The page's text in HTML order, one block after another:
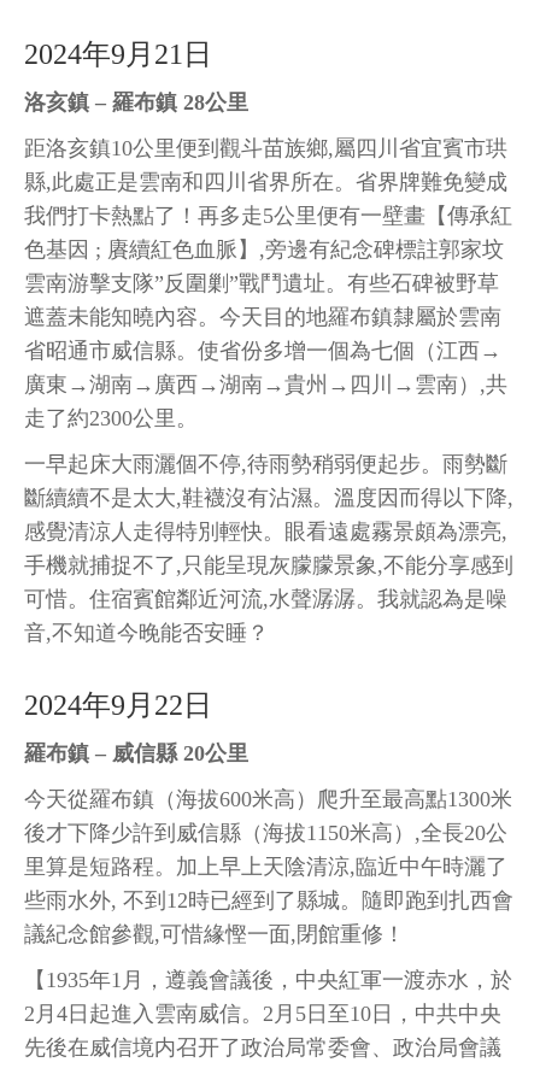
2024年9月21日
洛亥鎮 – 羅布鎮 28公里
距洛亥鎮10公里便到觀斗苗族鄉,屬四川省宜賓市珙
縣,此處正是雲南和四川省界所在。省界牌難免變成
我們打卡熱點了！再多走5公里便有一壁畫【傳承紅
色基因 ; 賡續紅色血脈】,旁邊有紀念碑標註郭家坟
雲南游擊支隊”反圍剿”戰鬥遺址。有些石碑被野草
遮蓋未能知曉內容。今天目的地羅布鎮隸屬於雲南
省昭通市威信縣。使省份多增一個為七個（江西→
廣東→湖南→廣西→湖南→貴州→四川→雲南）,共
走了約2300公里。
一早起床大雨灑個不停,待雨勢稍弱便起步。雨勢斷
斷續續不是太大,鞋襪沒有沾濕。溫度因而得以下降,
感覺清涼人走得特別輕快。眼看遠處霧景頗為漂亮,
手機就捕捉不了,只能呈現灰朦朦景象,不能分享感到
可惜。住宿賓館鄰近河流,水聲潺潺。我就認為是噪
音,不知道今晚能否安睡？
2024年9月22日
羅布鎮 – 威信縣 20公里
今天從羅布鎮（海拔600米高）爬升至最高點1300米
後才下降少許到威信縣（海拔1150米高）,全長20公
里算是短路程。加上早上天陰清涼,臨近中午時灑了
些雨水外, 不到12時已經到了縣城。隨即跑到扎西會
議紀念館參觀,可惜緣慳一面,閉館重修！
【1935年1月，遵義會議後，中央紅軍一渡赤水，於
2月4日起進入雲南威信。2月5日至10日，中共中央
先後在威信境内召开了政治局常委會、政治局會議